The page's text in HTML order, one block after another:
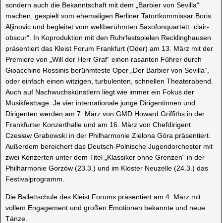
sondern auch die Bekanntschaft mit dem „Barbier von Sevilla“
machen, gespielt vom ehemaligen Berliner Tatortkommissar Boris
Aljinovic und begleitet vom weltberühmten Saxofonquartett „clair-
obscur“. In Koproduktion mit den Ruhrfestspielen Recklinghausen
präsentiert das Kleist Forum Frankfurt (Oder) am 13. März mit der
Premiere von „Will der Herr Graf“ einen rasanten Führer durch
Gioacchino Rossinis berühmteste Oper „Der Barbier von Sevilla“,
oder einfach einen witzigen, turbulenten, schnellen Theaterabend.
Auch auf Nachwuchskünstlern liegt wie immer ein Fokus der
Musikfesttage. Je vier internationale junge Dirigentinnen und
Dirigenten werden am 7. März von GMD Howard Griffiths in der
Frankfurter Konzerthalle und am 16. März von Chefdirigent
Czesław Grabowski in der Philharmonie Zielona Góra präsentiert.
Außerdem bereichert das Deutsch-Polnische Jugendorchester mit
zwei Konzerten unter dem Titel „Klassiker ohne Grenzen“ in der
Philharmonie Gorzów (23.3.) und im Kloster Neuzelle (24.3.) das
Festivalprogramm.
Die Ballettschule des Kleist Forums präsentiert am 4. März mit
vollem Engagement und großen Emotionen bekannte und neue
Tänze.